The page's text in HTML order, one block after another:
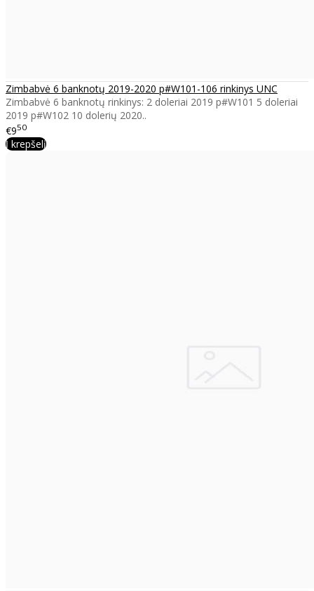
Zimbabvė 6 banknotų 2019-2020 p#W101-106 rinkinys UNC
Zimbabvė 6 banknotų rinkinys: 2 doleriai 2019 p#W101 5 doleriai
2019 p#W102 10 dolerių 2020..
€950
Į krepšelį